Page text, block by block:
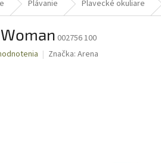
Plávanie Plavecké okuliare
002756 100
Značka: Arena